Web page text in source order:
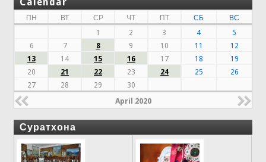
ПН ВТ СР ЧТ ПТ СБ
ВС
1
2 3 4
5
6
7 8 9 10 11
12
13
14 15 16 17 18
19
20
21 22 23 24 25
26
27
28 29 30
April 2020
Суратхона